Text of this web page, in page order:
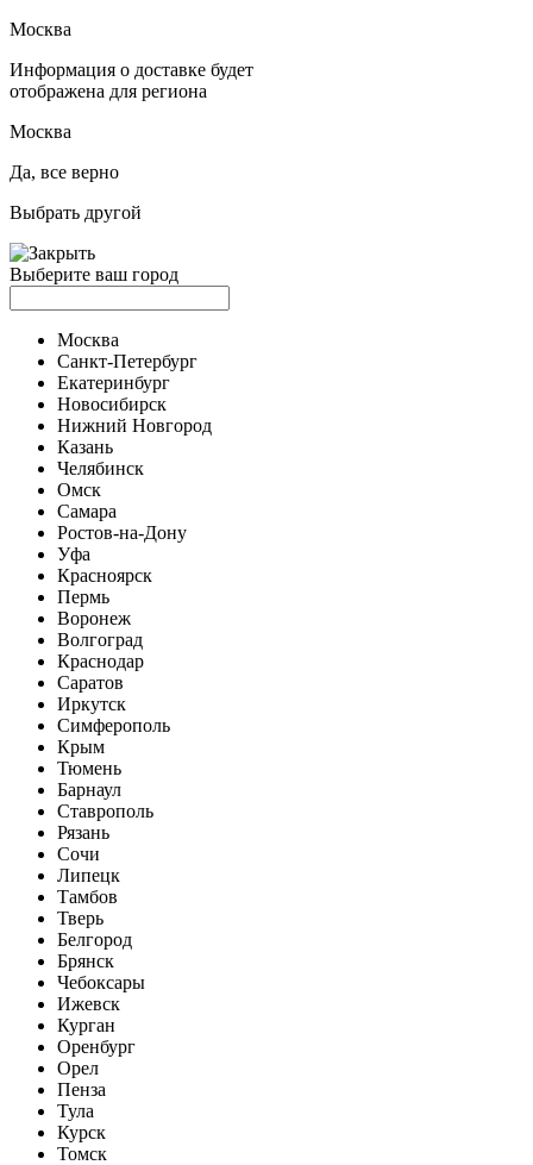
Москва
Информация о доставке будет
отображена для региона
Москва
Да, все верно
Выбрать другой
Выберите ваш город
Москва
Санкт-Петербург
Екатеринбург
Новосибирск
Нижний Новгород
Казань
Челябинск
Омск
Самара
Ростов-на-Дону
Уфа
Красноярск
Пермь
Воронеж
Волгоград
Краснодар
Саратов
Иркутск
Симферополь
Крым
Тюмень
Барнаул
Ставрополь
Рязань
Сочи
Липецк
Тамбов
Тверь
Белгород
Брянск
Чебоксары
Ижевск
Курган
Оренбург
Орел
Пенза
Тула
Курск
Томск